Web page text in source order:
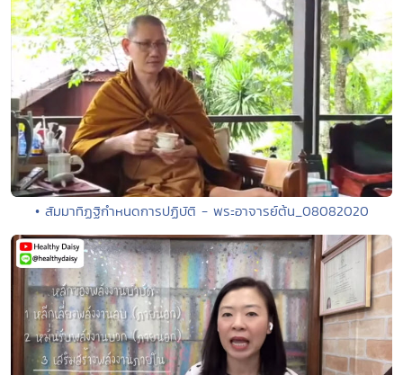
• สัมมาทิฏฐิกำหนดการปฏิบัติ - พระอาจารย์ต้น_08082020